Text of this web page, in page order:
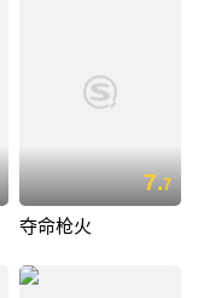
7.7
夺命枪火